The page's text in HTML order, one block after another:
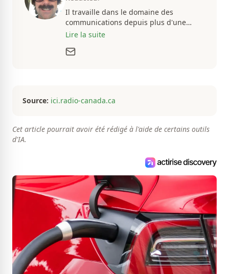
Il travaille dans le domaine des
communications depuis plus d'une
dizaine d'années, en plus d'être
actualités. Autant intéressé par les
Lire la suite
Source: ici.radio-canada.ca
Cet article pourrait avoir été rédigé à l'aide de certains outils
d'IA.